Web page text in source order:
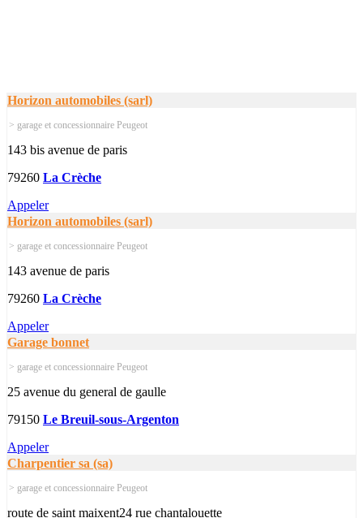
Horizon automobiles (sarl)
> garage et concessionnaire Peugeot
143 bis avenue de paris
79260 La Crèche
Appeler
Horizon automobiles (sarl)
> garage et concessionnaire Peugeot
143 avenue de paris
79260 La Crèche
Appeler
Garage bonnet
> garage et concessionnaire Peugeot
25 avenue du general de gaulle
79150 Le Breuil-sous-Argenton
Appeler
Charpentier sa (sa)
> garage et concessionnaire Peugeot
route de saint maixent24 rue chantalouette